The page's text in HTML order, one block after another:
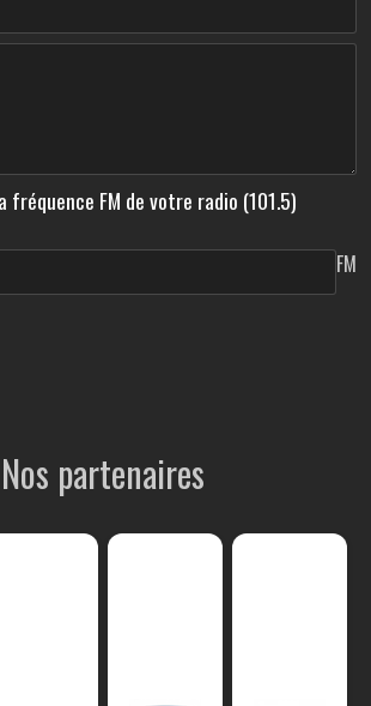
fréquence FM de votre radio (101.5)
FM
Nos partenaires